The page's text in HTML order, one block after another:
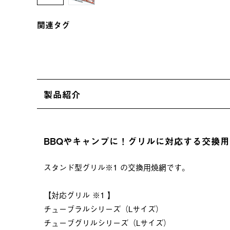
関連タグ
製品紹介
BBQやキャンプに！グリルに対応する交換
スタンド型グリル※1 の交換用焼網です。
【対応グリル ※1 】
チューブラルシリーズ（Lサイズ）
チューブグリルシリーズ（Lサイズ）